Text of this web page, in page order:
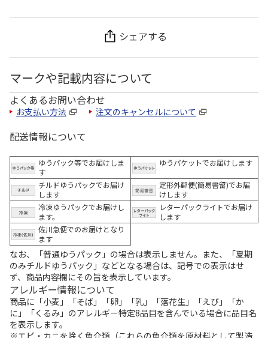
シェアする
マークや記載内容について
よくあるお問い合わせ
お支払い方法 注文のキャンセルについて
配送情報について
ゆうパック等でお届けしま
す
ゆうパケットでお届けします
チルドゆうパックでお届け
します
定形外郵便(簡易書留)でお届
けします
冷凍ゆうパックでお届けし
ます。
レターパックライトでお届け
します
佐川急便でのお届けとなり
ます
なお、「普通ゆうパック」の場合は表示しません。また、「夏期
のみチルドゆうパック」などとなる場合は、記号での表示はせ
ず、商品内容欄にその旨を表示しています。
アレルギー情報について
商品に「小麦」「そば」「卵」「乳」「落花生」「えび」「か
に」「くるみ」のアレルギー特定8品目を含んでいる場合に品目名
を表示します。
※エビ・カニを除く魚介類（これらの魚介類を原材料として製造